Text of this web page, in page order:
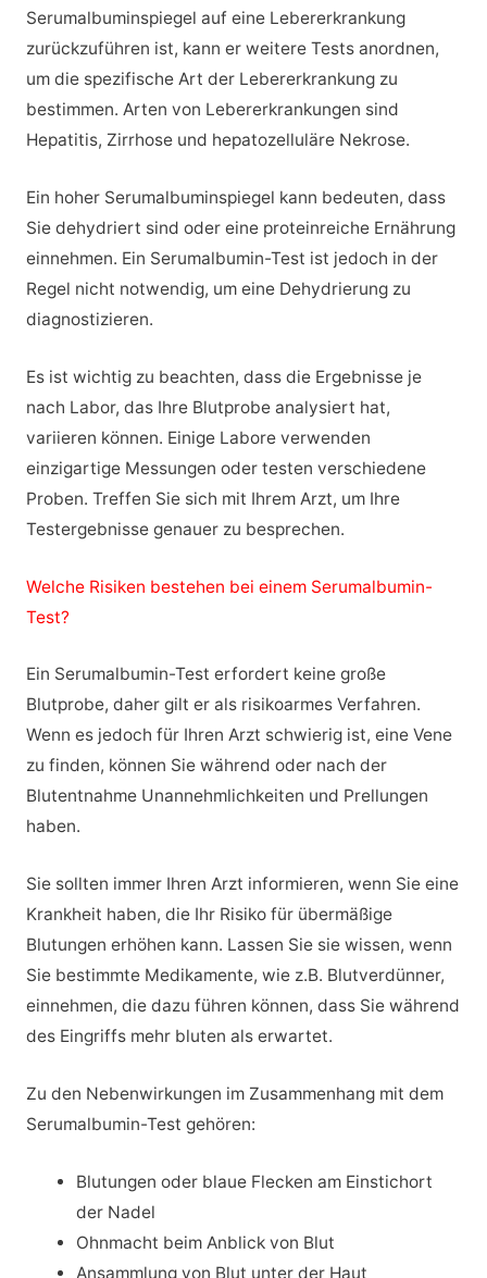
Serumalbuminspiegel auf eine Lebererkrankung
zurückzuführen ist, kann er weitere Tests anordnen,
um die spezifische Art der Lebererkrankung zu
bestimmen. Arten von Lebererkrankungen sind
Hepatitis, Zirrhose und hepatozelluläre Nekrose.
Ein hoher Serumalbuminspiegel kann bedeuten, dass
Sie dehydriert sind oder eine proteinreiche Ernährung
einnehmen. Ein Serumalbumin-Test ist jedoch in der
Regel nicht notwendig, um eine Dehydrierung zu
diagnostizieren.
Es ist wichtig zu beachten, dass die Ergebnisse je
nach Labor, das Ihre Blutprobe analysiert hat,
variieren können. Einige Labore verwenden
einzigartige Messungen oder testen verschiedene
Proben. Treffen Sie sich mit Ihrem Arzt, um Ihre
Testergebnisse genauer zu besprechen.
Welche Risiken bestehen bei einem Serumalbumin-
Test?
Ein Serumalbumin-Test erfordert keine große
Blutprobe, daher gilt er als risikoarmes Verfahren.
Wenn es jedoch für Ihren Arzt schwierig ist, eine Vene
zu finden, können Sie während oder nach der
Blutentnahme Unannehmlichkeiten und Prellungen
haben.
Sie sollten immer Ihren Arzt informieren, wenn Sie eine
Krankheit haben, die Ihr Risiko für übermäßige
Blutungen erhöhen kann. Lassen Sie sie wissen, wenn
Sie bestimmte Medikamente, wie z.B. Blutverdünner,
einnehmen, die dazu führen können, dass Sie während
des Eingriffs mehr bluten als erwartet.
Zu den Nebenwirkungen im Zusammenhang mit dem
Serumalbumin-Test gehören:
Blutungen oder blaue Flecken am Einstichort
der Nadel
Ohnmacht beim Anblick von Blut
Ansammlung von Blut unter der Haut